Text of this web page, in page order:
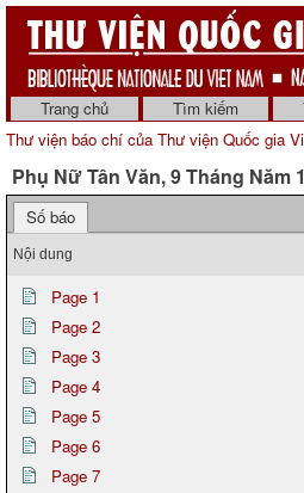
Trang chủ Tìm kiếm
Thư viện báo chí của Thư viện Quốc gia
Phụ Nữ Tân Văn, 9 Tháng Năm
Số báo
Nội dung
Page 1
Page 2
Page 3
Page 4
Page 5
Page 6
Page 7